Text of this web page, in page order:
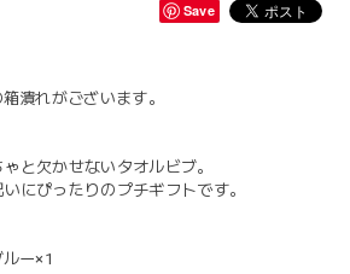
Save
潰れがございます。
と欠かせないタオルビブ。
にぴったりのプチギフトです。
ー×1